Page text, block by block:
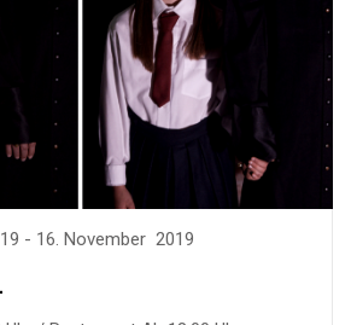
- 16. November 2019